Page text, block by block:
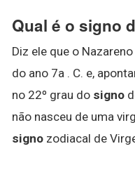
Qual é o signo
Diz ele que o
do ano 7a . C. e,
no 22º grau do signo
não nasceu de uma
signo zodiacal de